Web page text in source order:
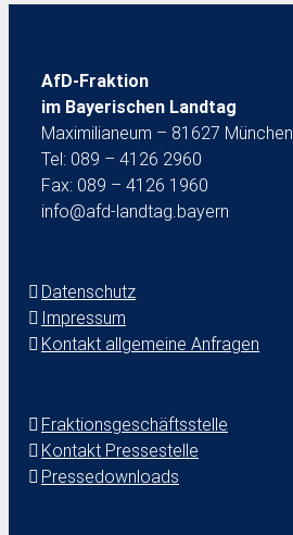
AfD-Fraktion
im Bayerischen Landtag
Maximilianeum – 81627 München
Tel: 089 – 4126 2960
Fax: 089 – 4126 1960
info@afd-landtag.bayern
Datenschutz
Impressum
Kontakt allgemeine Anfragen
Fraktionsgeschäftsstelle
Kontakt Pressestelle
Pressedownloads